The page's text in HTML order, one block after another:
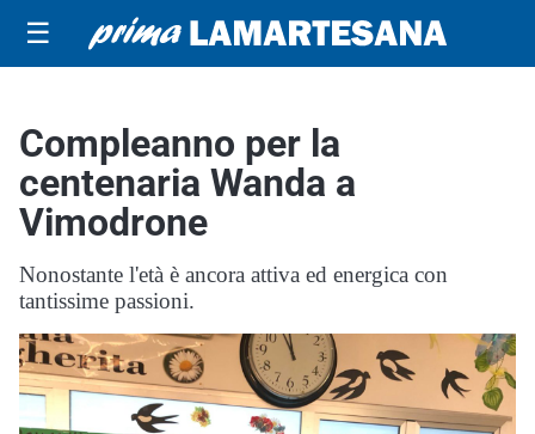
☰
Compleanno per la
centenaria Wanda a
Vimodrone
Nonostante l'età è ancora attiva ed energica con
tantissime passioni.